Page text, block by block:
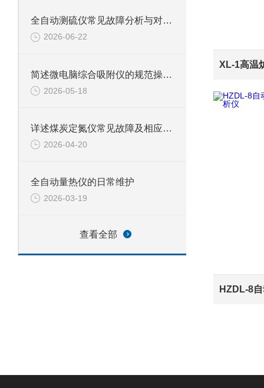
全自动测硫仪常见故障分析与对应解决策略分享
2026-06-22
简述微电脑综合吸附仪的规范操作流程
2026-05-18
详述煤炭定氮仪常见故障及相应解决措施
2026-04-20
全自动量热仪的日常维护
2026-03-19
查看全部